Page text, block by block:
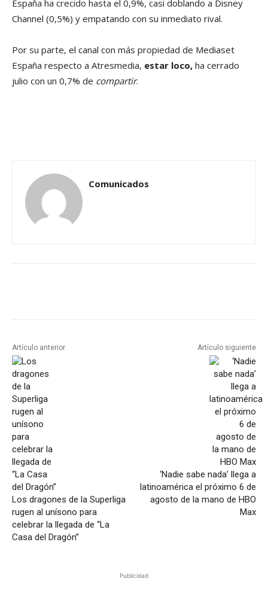
España ha crecido hasta el 0,9%, casi doblando a Disney
Channel (0,5%) y empatando con su inmediato rival.
Por su parte, el canal con más propiedad de Mediaset
España respecto a Atresmedia, estar loco, ha cerrado
julio con un 0,7% de compartir.
Comunicados
Artículo anterior
Los dragones de la Superliga
rugen al unísono para
celebrar la llegada de “La
Casa del Dragón”
Artículo siguiente
‘Nadie sabe nada’ llega a
latinoamérica el próximo 6 de
agosto de la mano de HBO
Max
Publicidad